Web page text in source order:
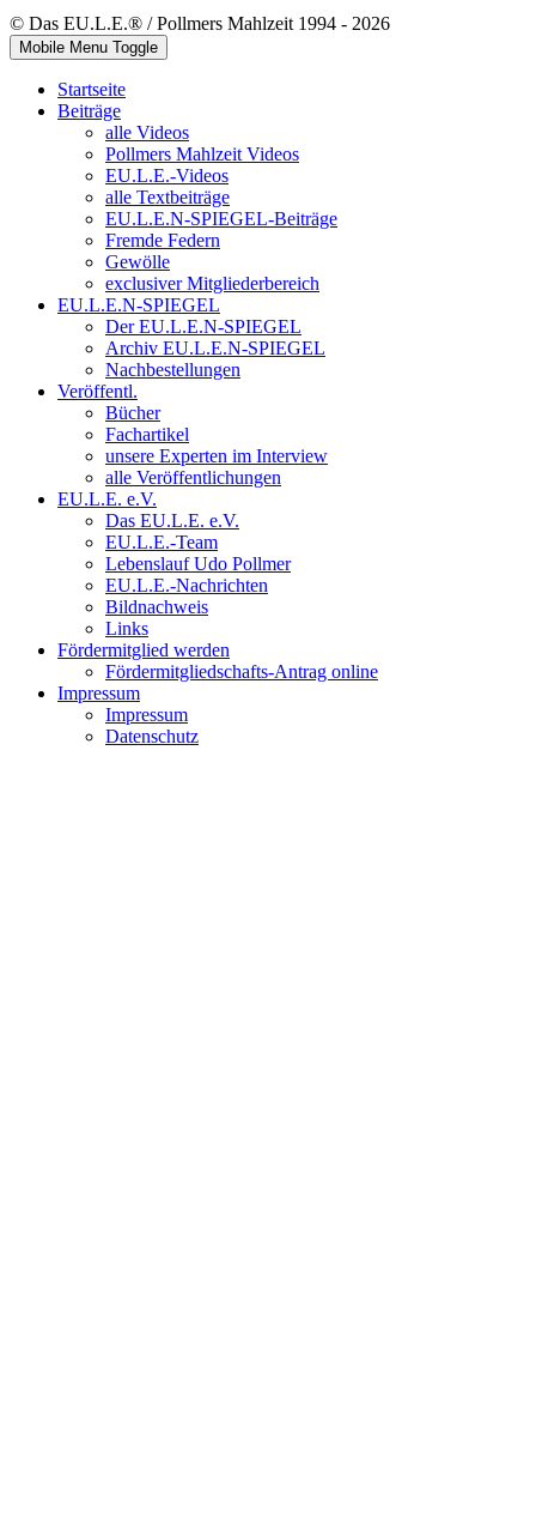
© Das EU.L.E.® / Pollmers Mahlzeit 1994 - 2026
Mobile Menu Toggle
Startseite
Beiträge
alle Videos
Pollmers Mahlzeit Videos
EU.L.E.-Videos
alle Textbeiträge
EU.L.E.N-SPIEGEL-Beiträge
Fremde Federn
Gewölle
exclusiver Mitgliederbereich
EU.L.E.N-SPIEGEL
Der EU.L.E.N-SPIEGEL
Archiv EU.L.E.N-SPIEGEL
Nachbestellungen
Veröffentl.
Bücher
Fachartikel
unsere Experten im Interview
alle Veröffentlichungen
EU.L.E. e.V.
Das EU.L.E. e.V.
EU.L.E.-Team
Lebenslauf Udo Pollmer
EU.L.E.-Nachrichten
Bildnachweis
Links
Fördermitglied werden
Fördermitgliedschafts-Antrag online
Impressum
Impressum
Datenschutz